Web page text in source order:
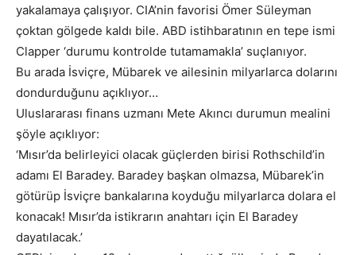
yakalamaya çalışıyor. CIA’nin favorisi Ömer Süleyman
çoktan gölgede kaldı bile. ABD istihbaratının en tepe ismi
Clapper ‘durumu kontrolde tutamamakla’ suçlanıyor.
Bu arada İsviçre, Mübarek ve ailesinin milyarlarca dolarını
dondurduğunu açıklıyor…
Uluslararası finans uzmanı Mete Akıncı durumun mealini
şöyle açıklıyor:
‘Mısır’da belirleyici olacak güçlerden birisi Rothschild’in
adamı El Baradey. Baradey başkan olmazsa, Mübarek’in
götürüp İsviçre bankalarına koyduğu milyarlarca dolara el
konacak! Mısır’da istikrarın anahtarı için El Baradey
dayatılacak.’